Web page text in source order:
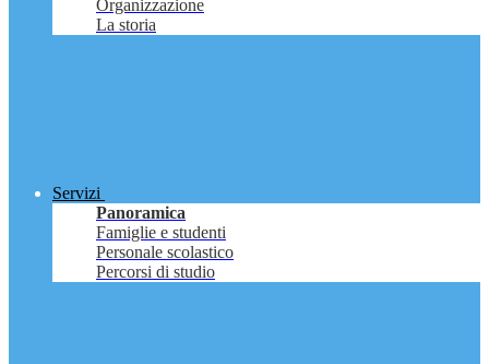
Organizzazione
La storia
Servizi
Panoramica
Famiglie e studenti
Personale scolastico
Percorsi di studio